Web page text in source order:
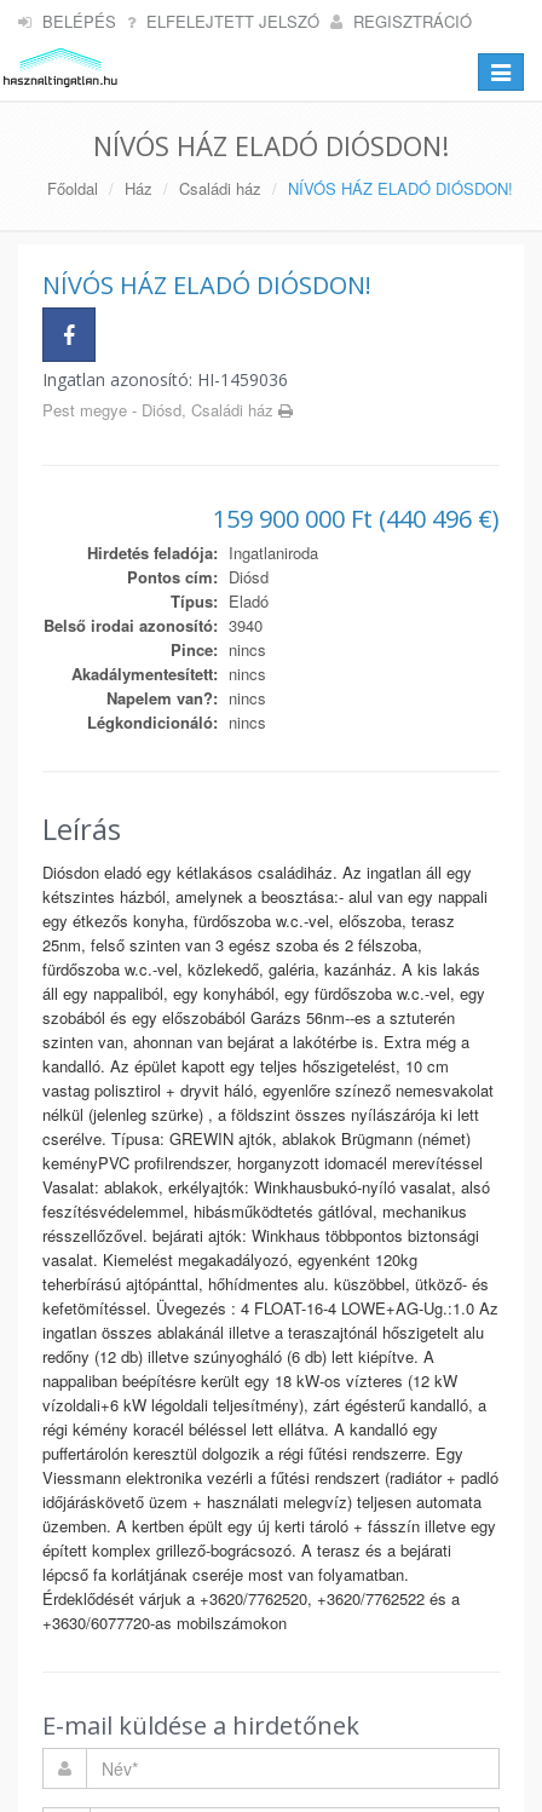
BELÉPÉS ELFELEJTETT JELSZÓ REGISZTRÁCIÓ
Toggle
NÍVÓS HÁZ ELADÓ DIÓSDON!
Főoldal Ház Családi ház NÍVÓS HÁZ ELADÓ DIÓSDON!
NÍVÓS HÁZ ELADÓ DIÓSDON!
Ingatlan azonosító: HI-1459036
Pest megye - Diósd, Családi ház
159 900 000 Ft (440 496 €)
Hirdetés feladója: Ingatlaniroda
Pontos cím: Diósd
Típus: Eladó
Belső irodai azonosító: 3940
Pince: nincs
Akadálymentesített: nincs
Napelem van?: nincs
Légkondicionáló: nincs
Leírás
Diósdon eladó egy kétlakásos családiház. Az ingatlan áll egy
kétszintes házból, amelynek a beosztása:- alul van egy nappali
egy étkezős konyha, fürdőszoba w.c.-vel, előszoba, terasz
25nm, felső szinten van 3 egész szoba és 2 félszoba,
fürdőszoba w.c.-vel, közlekedő, galéria, kazánház. A kis lakás
áll egy nappaliból, egy konyhából, egy fürdőszoba w.c.-vel, egy
szobából és egy előszobából Garázs 56nm--es a sztuterén
szinten van, ahonnan van bejárat a lakótérbe is. Extra még a
kandalló. Az épület kapott egy teljes hőszigetelést, 10 cm
vastag polisztirol + dryvit háló, egyenlőre színező nemesvakolat
nélkül (jelenleg szürke) , a földszint összes nyílászárója ki lett
cserélve. Típusa: GREWIN ajtók, ablakok Brügmann (német)
keményPVC profilrendszer, horganyzott idomacél merevítéssel
Vasalat: ablakok, erkélyajtók: Winkhausbukó-nyíló vasalat, alsó
feszítésvédelemmel, hibásműködtetés gátlóval, mechanikus
résszellőzővel. bejárati ajtók: Winkhaus többpontos biztonsági
vasalat. Kiemelést megakadályozó, egyenként 120kg
teherbírású ajtópánttal, hőhídmentes alu. küszöbbel, ütköző- és
kefetömítéssel. Üvegezés : 4 FLOAT-16-4 LOWE+AG-Ug.:1.0 Az
ingatlan összes ablakánál illetve a teraszajtónál hőszigetelt alu
redőny (12 db) illetve szúnyogháló (6 db) lett kiépítve. A
nappaliban beépítésre került egy 18 kW-os vízteres (12 kW
vízoldali+6 kW légoldali teljesítmény), zárt égésterű kandalló, a
régi kémény koracél béléssel lett ellátva. A kandalló egy
puffertárolón keresztül dolgozik a régi fűtési rendszerre. Egy
Viessmann elektronika vezérli a fűtési rendszert (radiátor + padló
időjáráskövető üzem + használati melegvíz) teljesen automata
üzemben. A kertben épült egy új kerti tároló + fásszín illetve egy
épített komplex grillező-bográcsozó. A terasz és a bejárati
lépcső fa korlátjának cseréje most van folyamatban.
Érdeklődését várjuk a +3620/7762520, +3620/7762522 és a
+3630/6077720-as mobilszámokon
E-mail küldése a hirdetőnek